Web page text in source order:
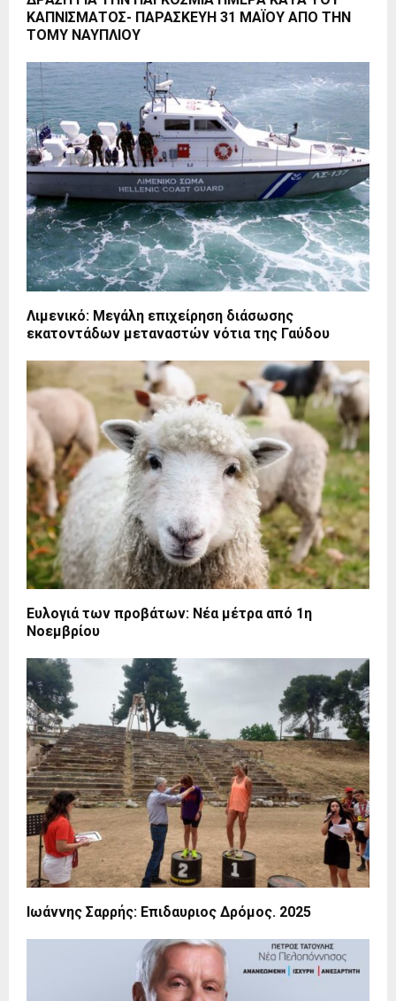
ΚΑΠΝΙΣΜΑΤΟΣ- ΠΑΡΑΣΚΕΥΗ 31 ΜΑΪΟΥ ΑΠΟ ΤΗΝ
ΤΟΜΥ ΝΑΥΠΛΙΟΥ
Λιμενικό: Μεγάλη επιχείρηση διάσωσης
εκατοντάδων μεταναστών νότια της Γαύδου
Ευλογιά των προβάτων: Νέα μέτρα από 1η
Νοεμβρίου
Ιωάννης Σαρρής: Επιδαυριος Δρόμος. 2025